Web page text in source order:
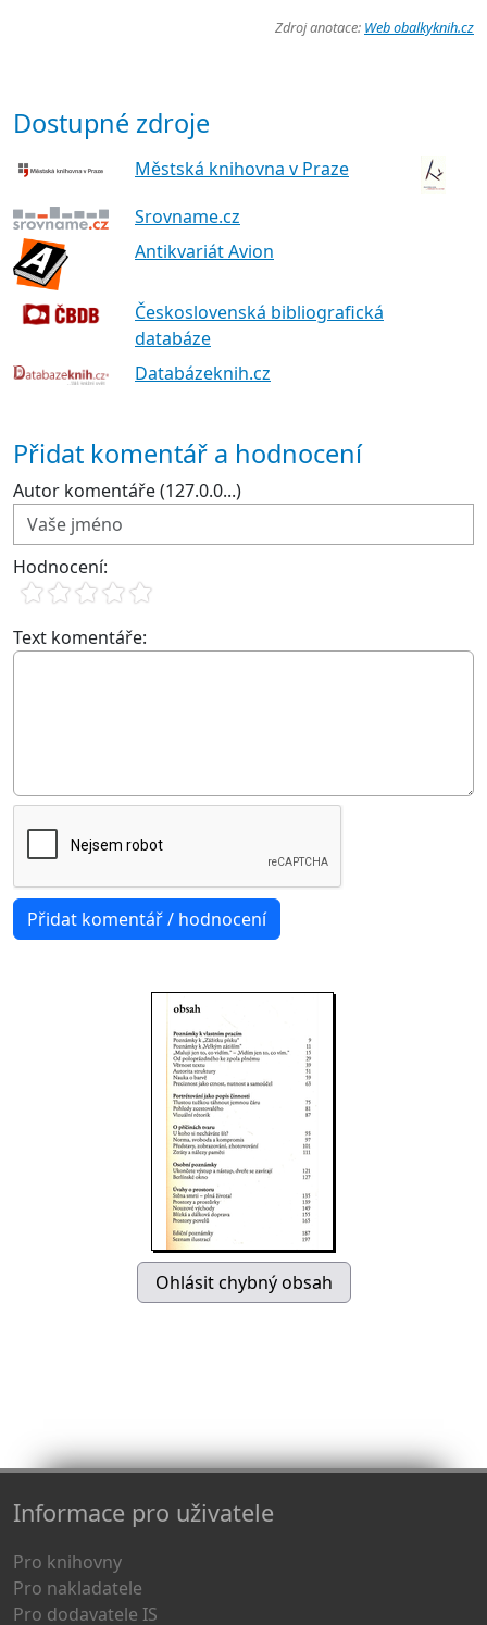
Zdroj anotace: Web obalkyknih.cz
Dostupné zdroje
Městská knihovna v Praze
Srovname.cz
Antikvariát Avion
Československá bibliografická
databáze
Databázeknih.cz
Přidat komentář a hodnocení
Autor komentáře (127.0.0...)
Hodnocení:
Text komentáře:
Informace pro uživatele
Pro knihovny
Pro nakladatele
Pro dodavatele IS